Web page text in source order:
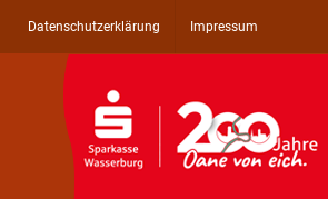
Datenschutzerklärung Impressum